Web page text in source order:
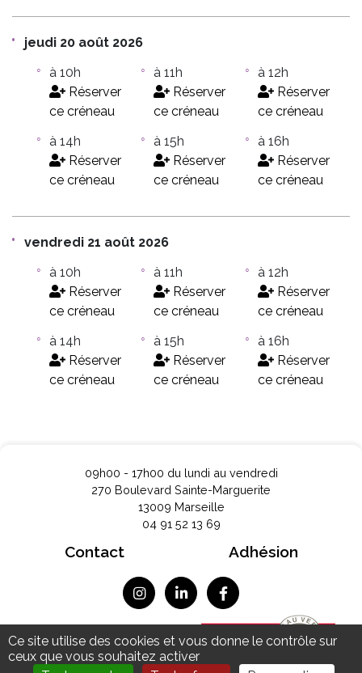
jeudi 20 août 2026
à 10h
Réserver
ce créneau
à 11h
Réserver
ce créneau
à 12h
Réserver
ce créneau
à 14h
Réserver
ce créneau
à 15h
Réserver
ce créneau
à 16h
Réserver
ce créneau
vendredi 21 août 2026
à 10h
Réserver
ce créneau
à 11h
Réserver
ce créneau
à 12h
Réserver
ce créneau
à 14h
Réserver
ce créneau
à 15h
Réserver
ce créneau
à 16h
Réserver
ce créneau
09h00 - 17h00 du lundi au vendredi
270 Boulevard Sainte-Marguerite
13009 Marseille
04 91 52 13 69
Contact Adhésion
Données personnelles
Plan du site
Ce site utilise des cookies et vous donne le contrôle sur
ceux que vous souhaitez activer